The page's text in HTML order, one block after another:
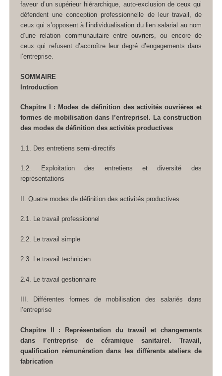
faveur d’un supérieur hiérarchique, auto-exclusion de ceux qui
défendent une conception professionnelle de leur travail, de
ceux qui s’opposent à l’individualisation du lien salarial au nom
d’une relation communautaire entre ouvriers, ou encore de
ceux qui refusent d’accroître leur degré d’engagements dans
l’entreprise.
SOMMAIRE
Introduction
Chapitre I : Modes de définition des activités ouvrières et
formes de mobilisation dans l’entrepriseI. La construction
des modes de définition des activités productives
1.1. Des entretiens semi-directifs
1.2. Exploitation des entretiens et diversité des
représentations
II. Quatre modes de définition des activités productives
2.1. Le travail professionnel
2.2. Le travail simple
2.3. Le travail technicien
2.4. Le travail gestionnaire
III. Différentes formes de mobilisation des salariés dans
l’entreprise
Chapitre II : Représentation du travail et changements
dans l’entreprise de céramique sanitaireI. Travail,
qualification rémunération dans les différents ateliers de
fabrication